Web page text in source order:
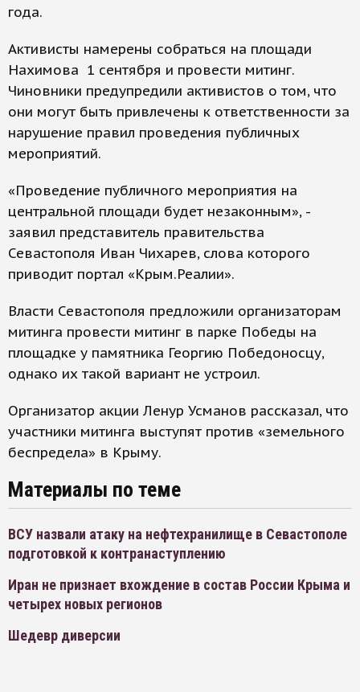
года.
Активисты намерены собраться на площади
Нахимова 1 сентября и провести митинг.
Чиновники предупредили активистов о том, что
они могут быть привлечены к ответственности за
нарушение правил проведения публичных
мероприятий.
«Проведение публичного мероприятия на
центральной площади будет незаконным», -
заявил представитель правительства
Севастополя Иван Чихарев, слова которого
приводит портал «Крым.Реалии».
Власти Севастополя предложили организаторам
митинга провести митинг в парке Победы на
площадке у памятника Георгию Победоносцу,
однако их такой вариант не устроил.
Организатор акции Ленур Усманов рассказал, что
участники митинга выступят против «земельного
беспредела» в Крыму.
Материалы по теме
ВСУ назвали атаку на нефтехранилище в Севастополе
подготовкой к контранаступлению
Иран не признает вхождение в состав России Крыма и
четырех новых регионов
Шедевр диверсии